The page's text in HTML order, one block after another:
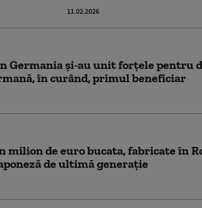
11.02.2026
Germania și-au unit forțele pentru
în curând, primul beneficiar
milion de euro bucata, fabricate în
de ultimă generație